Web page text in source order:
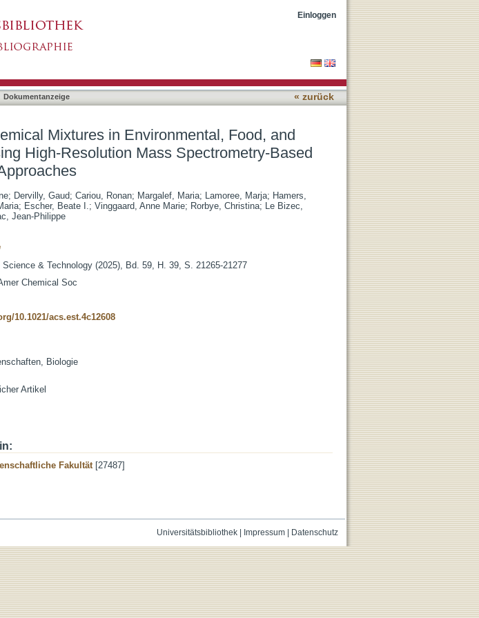
Food, and Human Samples Using High-
Approaches
Einloggen
Dokumentanzeige « zurück
Mixtures in Environmental, Food, and
High-Resolution Mass Spectrometry-Based
; Dervilly, Gaud; Cariou, Ronan; Margalef, Maria; Lamoree, Marja; Hamers,
; Escher, Beate I.; Vinggaard, Anne Marie; Rorbye, Christina; Le Bizec,
Jean-Philippe
Science & Technology (2025), Bd. 59, H. 39, S. 21265-21277
Chemical Soc
10.1021/acs.est.4c12608
Biologie
Artikel
Fakultät[27487]
Universitätsbibliothek| Impressum| Datenschutz